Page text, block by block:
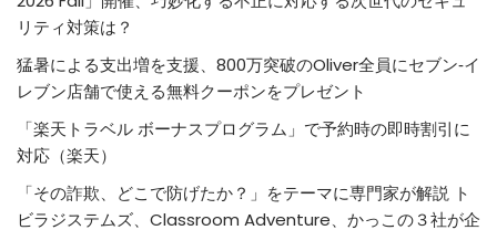
リティ対策は？
猛暑による支出増を支援、800万突破のOliver全員にセブン‐イ
レブン店舗で使える無料クーポンをプレゼント
「楽天トラベル ボーナスプログラム」で予約時の即時割引に
対応（楽天）
「その詐欺、どこで防げたか？」をテーマに専門家が解説 ト
ビラジステムズ、Classroom Adventure、かっこの３社が企